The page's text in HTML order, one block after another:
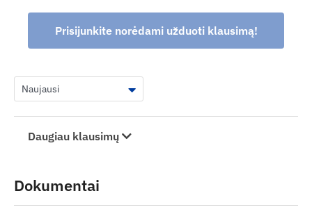
Prisijunkite norėdami užduoti klausimą!
Daugiau klausimų
Dokumentai